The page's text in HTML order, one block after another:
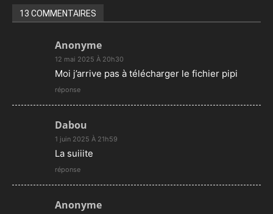
13 COMMENTAIRES
Anonyme
12 mai 2025 À 20h30
Moi j’arrive pas à télécharger le fichier pipi
réponse
Dabou
1 juin 2025 À 21h59
La suiiite
réponse
Anonyme